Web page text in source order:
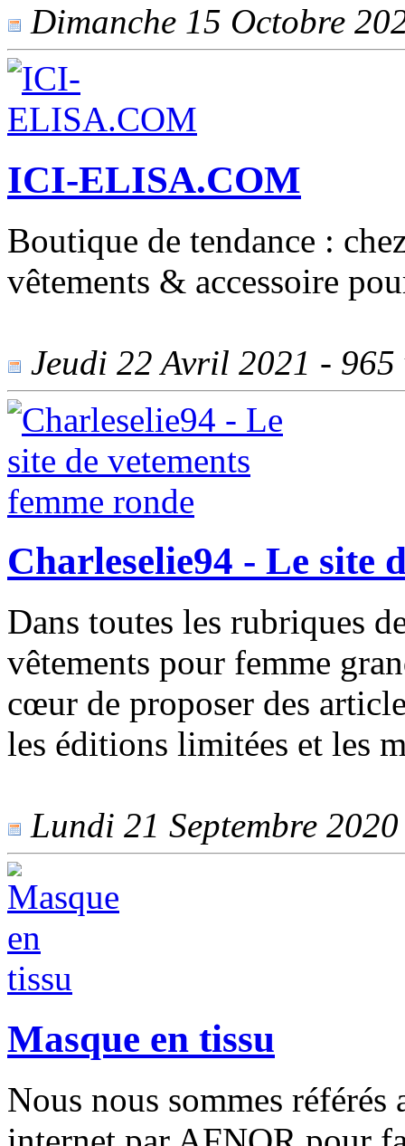
Dimanche 15 Octobre
ICI-ELISA.COM
Boutique de tendance :
vêtements & accessoire
Jeudi 22 Avril 2021 - 965
Charleselie94 - Le site
Dans toutes les rubriques
vêtements pour femme
cœur de proposer des
les éditions limitées et les
Lundi 21 Septembre
Masque en tissu
Nous nous sommes